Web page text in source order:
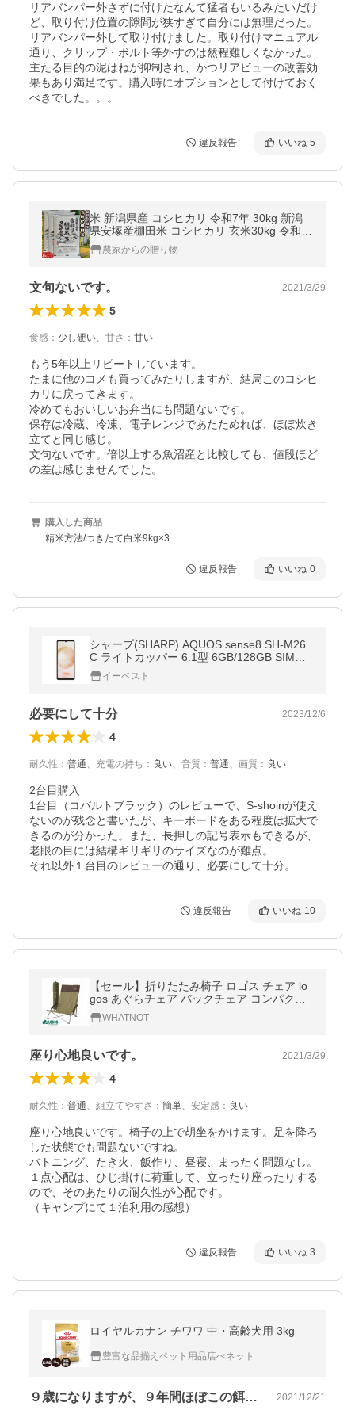
リアバンパー外さずに付けたなんて猛者もいるみたいだけ
ど、取り付け位置の隙間が狭すぎて自分には無理だった。
リアバンパー外して取り付けました。取り付けマニュアル
通り、クリップ・ボルト等外すのは然程難しくなかった。
主たる目的の泥はねが抑制され、かつリアビューの改善効
果もあり満足です。購入時にオプションとして付けておく
べきでした。。。
違反報告 いいね 5
米 新潟県産 コシヒカリ 令和7年 30kg 新潟
県安塚産棚田米 コシヒカリ 玄米30kg 令和7
年産 新潟県産コシヒカリ ｜
農家からの贈り物
文句ないです。 2021/3/29
5
食感 ： 少し硬い、 甘さ ： 甘い
もう5年以上リピートしています。
たまに他のコメも買ってみたりしますが、結局このコシヒ
カリに戻ってきます。
冷めてもおいしいお弁当にも問題ないです。
保存は冷蔵、冷凍、電子レンジであたためれば、ほぼ炊き
立てと同じ感じ。
文句ないです。倍以上する魚沼産と比較しても、値段ほど
の差は感じませんでした。
購入した商品
精米方法/つきたて白米9kg×3
違反報告 いいね 0
シャープ(SHARP) AQUOS sense8 SH-M26
C ライトカッパー 6.1型 6GB/128GB SIMフ
リーイーベスト
必要にして十分 2023/12/6
4
耐久性 ： 普通、 充電の持ち ： 良い、 音質 ： 普通、 画質 ： 良い
2台目購入
1台目（コバルトブラック）のレビューで、S-shoinが使え
ないのが残念と書いたが、キーボードをある程度は拡大で
きるのが分かった。また、長押しの記号表示もできるが、
老眼の目には結構ギリギリのサイズなのが難点。
それ以外１台目のレビューの通り、必要にして十分。
違反報告 いいね 10
【セール】折りたたみ椅子 ロゴス チェア lo
gos あぐらチェア バックチェア コンパクト
アウトドアチェア キャンプ椅子 Life ハイバ
ックあぐらチェア プラス
WHATNOT
座り心地良いです。 2021/3/29
4
耐久性 ： 普通、 組立てやすさ ： 簡単、 安定感 ： 良い
座り心地良いです。椅子の上で胡坐をかけます。足を降ろ
した状態でも問題ないですね。
バトニング、たき火、飯作り、昼寝、まったく問題なし。
１点心配は、ひじ掛けに荷重して、立ったり座ったりする
ので、そのあたりの耐久性が心配です。
（キャンプにて１泊利用の感想）
違反報告 いいね 3
ロイヤルカナン チワワ 中・高齢犬用 3kg
豊富な品揃えペット用品店ぺネット
９歳になりますが、９年間ほぼこの餌です… 2021/12/21